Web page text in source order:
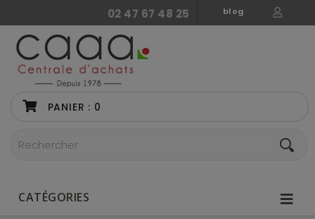
blog
02 47 67 48 25
PANIER : 0
CATÉGORIES